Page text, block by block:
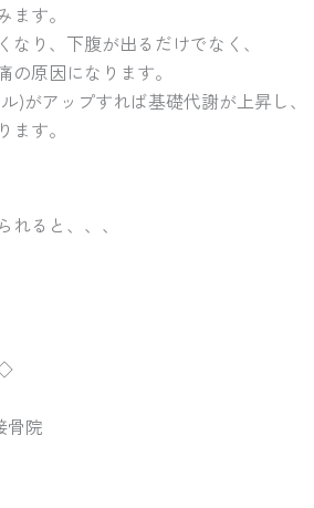
す。
り、下腹が出るだけでなく、
原因になります。
)がアップすれば基礎代謝が上昇し、
す。
ると、、、
骨院